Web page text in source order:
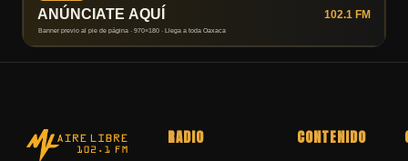
RADIO CONTENIDO